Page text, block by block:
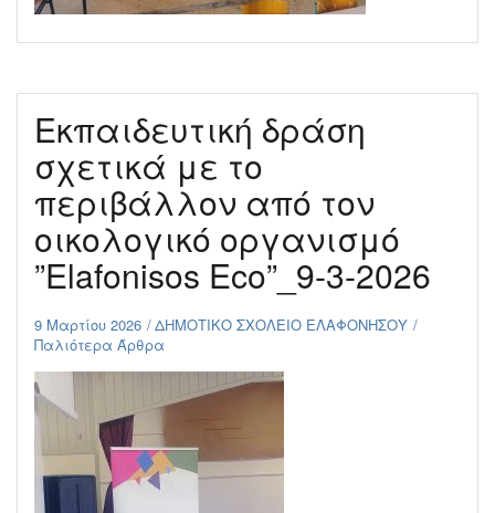
Εκπαιδευτική δράση
σχετικά με το
περιβάλλον από τον
οικολογικό οργανισμό
”Elafonisos Eco”_9-3-2026
9 Μαρτίου 2026
ΔΗΜΟΤΙΚΟ ΣΧΟΛΕΙΟ ΕΛΑΦΟΝΗΣΟΥ
Παλιότερα Άρθρα